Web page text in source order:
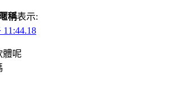
稱表示:
11:44.18
體呢